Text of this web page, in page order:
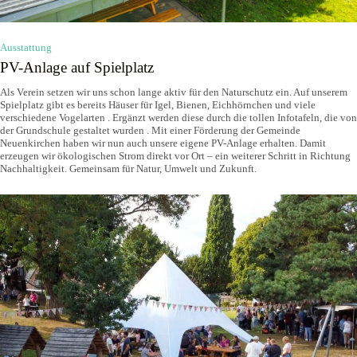
Ausstattung
PV-Anlage auf Spielplatz
Als Verein setzen wir uns schon lange aktiv für den Naturschutz ein. Auf unserem
Spielplatz gibt es bereits Häuser für Igel, Bienen, Eichhörnchen und viele
verschiedene Vogelarten . Ergänzt werden diese durch die tollen Infotafeln, die von
der Grundschule gestaltet wurden . Mit einer Förderung der Gemeinde
Neuenkirchen haben wir nun auch unsere eigene PV-Anlage erhalten. Damit
erzeugen wir ökologischen Strom direkt vor Ort – ein weiterer Schritt in Richtung
Nachhaltigkeit. Gemeinsam für Natur, Umwelt und Zukunft.